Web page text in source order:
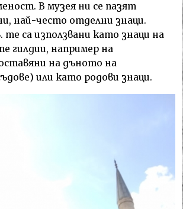
В музея ни се пазят
най-често отделни знаци.
те са използвани като знаци на
гилдии, например на
на дъното на
или като родови знаци.